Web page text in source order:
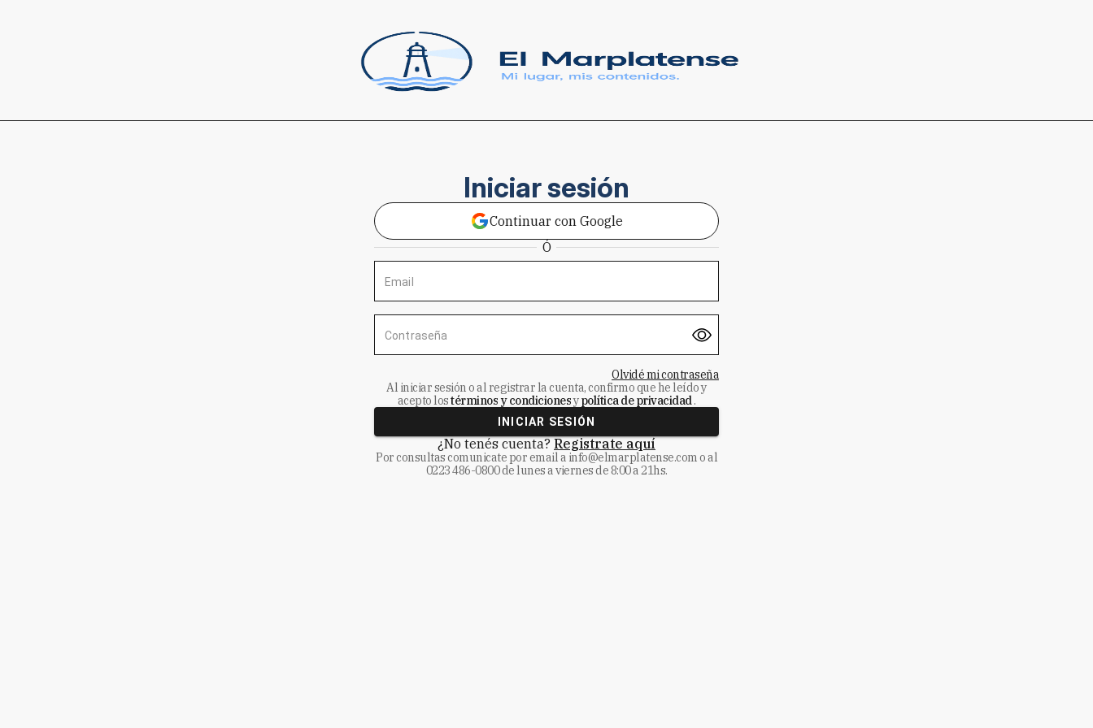
Iniciar sesión
Continuar con Google
Ó
Email
Contraseña
Olvidé mi contraseña
Al iniciar sesión o al registrar la cuenta, confirmo que he leído y
acepto lostérminos y condicionesypolítica de privacidad.
INICIAR SESIÓN
¿No tenés cuenta? Registrate aquí
Por consultas comunicate por email a info@elmarplatense.como al
0223 486-0800de lunes a viernes de 8:00 a 21hs.